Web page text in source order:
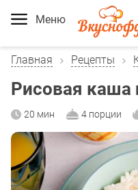
Меню
Главная Рецепты
Рисовая каша
20 мин 4 порции